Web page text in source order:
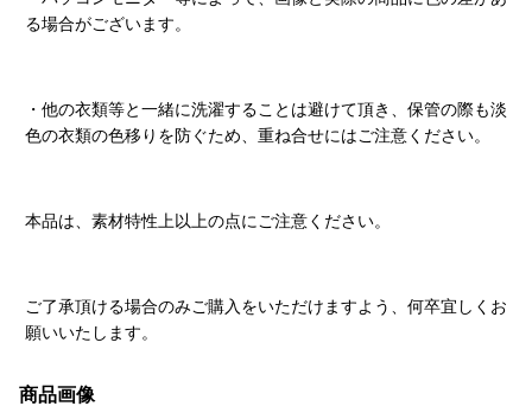
る場合がございます。
・他の衣類等と一緒に洗濯することは避けて頂き、保管の際も淡
色の衣類の色移りを防ぐため、重ね合せにはご注意ください。
本品は、素材特性上以上の点にご注意ください。
ご了承頂ける場合のみご購入をいただけますよう、何卒宜しくお
願いいたします。
商品画像